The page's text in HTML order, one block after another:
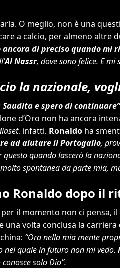
O meglio, non è una
a calcio, per almeno altre
ancora di preciso quando mi
Al Nassr, dove sono felice. E mi
la nazionale,
e spero di continuare”
d’Oro non ha ancora
, infatti, Ronaldo ha
ad aiutare il Portogallo,
questo quando lascerò la
spontanea da parte mia,
Ronaldo dopo il
per il momento non ci pensa,
una volta conclusa la
“Ora nella mia mente
nel quale in futuro non mi vedo.
solo Dio”.